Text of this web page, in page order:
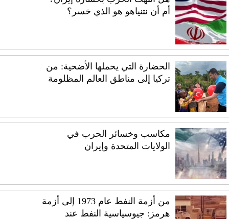
أم أن نتنياهو هو الذي خسر؟
الحضارة التي يحملها الأضحية: من
تركيا إلى مناطق العالم المظلومة
مكاسب وخسائر الحرب في
الولايات المتحدة وإيران
من أزمة النفط عام 1973 إلى أزمة
هرمز: جيوسياسية النفط عند